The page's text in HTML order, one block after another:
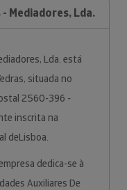
Mediadores, Lda.
Lda. está
situada no
2560-396 -
inscrita na
deLisboa.
dedica-se à
Auxiliares De